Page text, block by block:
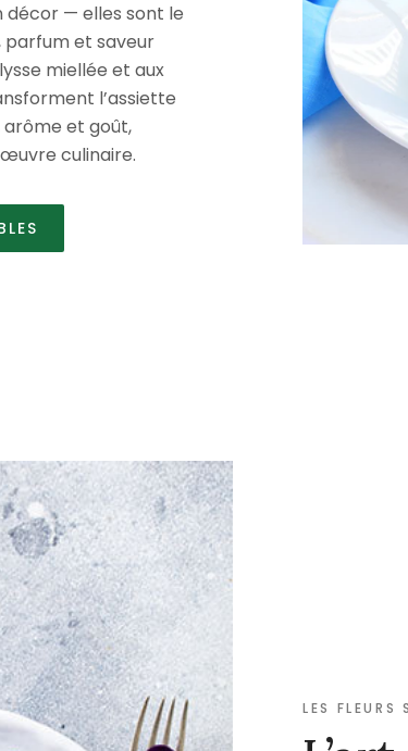
décor — elles sont le
et saveur
miellée et aux
l’assiette
arôme et goût,
culinaire.
LES FLEURS